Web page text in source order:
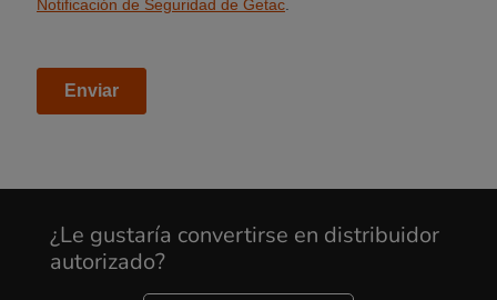
Cancel
¿Le gustaría convertirse en distribuidor
autorizado?